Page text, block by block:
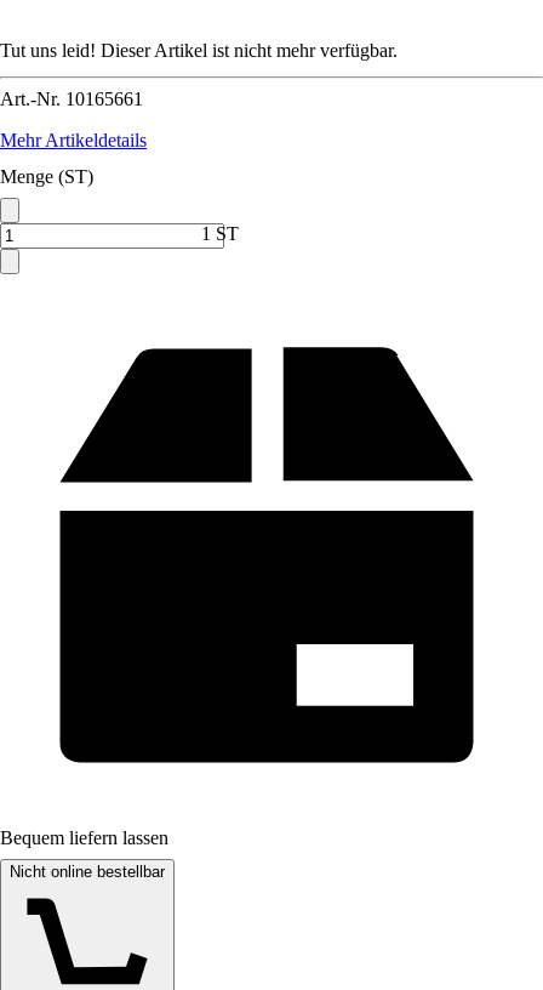
Tut uns leid! Dieser Artikel ist nicht mehr verfügbar.
Art.-Nr. 10165661
Mehr Artikeldetails
Menge (ST)
1 ST
Bequem liefern lassen
Nicht online bestellbar